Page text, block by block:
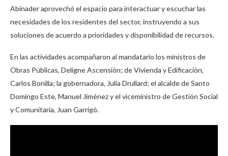
Abinader aprovechó el espacio para interactuar y escuchar las
necesidades de los residentes del sector, instruyendo a sus
soluciones de acuerdo a prioridades y disponibilidad de recursos.
En las actividades acompañaron al mandatario los ministros de
Obras Públicas, Deligne Ascensión; de Vivienda y Edificación,
Carlos Bonilla; la gobernadora, Julia Drullard; el alcalde de Santo
Domingo Este, Manuel Jiménez y el viceministro de Gestión Social
y Comunitaria, Juan Garrigó.